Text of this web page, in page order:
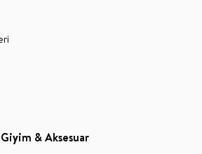
Giyim & Aksesuar